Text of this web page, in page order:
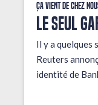
Ça vient de chez
LE SEUL
Il y a quelques
Reuters
identité de